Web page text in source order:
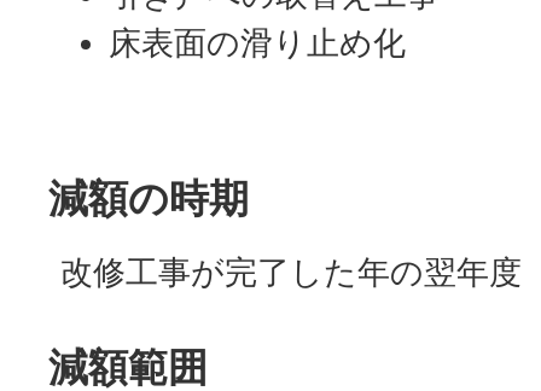
床表面の滑り止め化
減額の時期
改修工事が完了した年の翌年度
減額範囲